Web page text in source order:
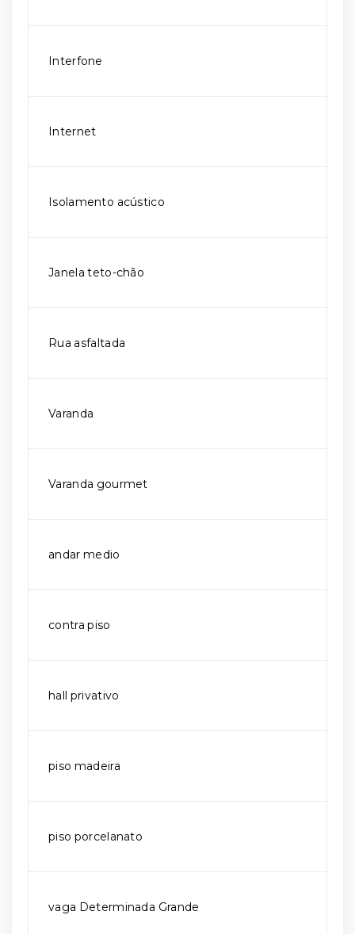
Interfone
Internet
Isolamento acústico
Janela teto-chão
Rua asfaltada
Varanda
Varanda gourmet
andar medio
contra piso
hall privativo
piso madeira
piso porcelanato
vaga Determinada Grande